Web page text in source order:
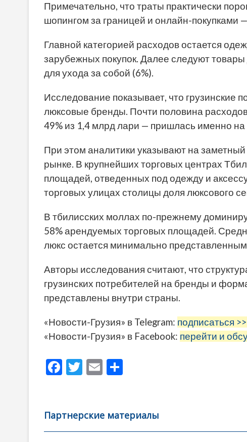
Примечательно, что траты практически
шопингом за границей и онлайн-покупками
Главной категорией расходов остается
зарубежных покупок. Далее следуют
для ухода за собой (6%).
Исследование показывает, что грузинские
люксовые бренды. Почти половина
49% из 1,4 млрд лари — пришлась именно на
При этом аналитики указывают на
рынке. В крупнейших торговых центрах
площадей, отведенных под одежду и
торговых улицах столицы доля люксового
В тбилисских моллах по-прежнему
58% арендуемых торговых площадей.
люкс остается минимально
Авторы исследования считают, что
грузинских потребителей на бренды и
представлены внутри страны.
«Новости-Грузия» в Telegram: подписаться
«Новости-Грузия» в Facebook: перейти и
F
b
o
T
er
E
l
а
в
Партнерские материалы